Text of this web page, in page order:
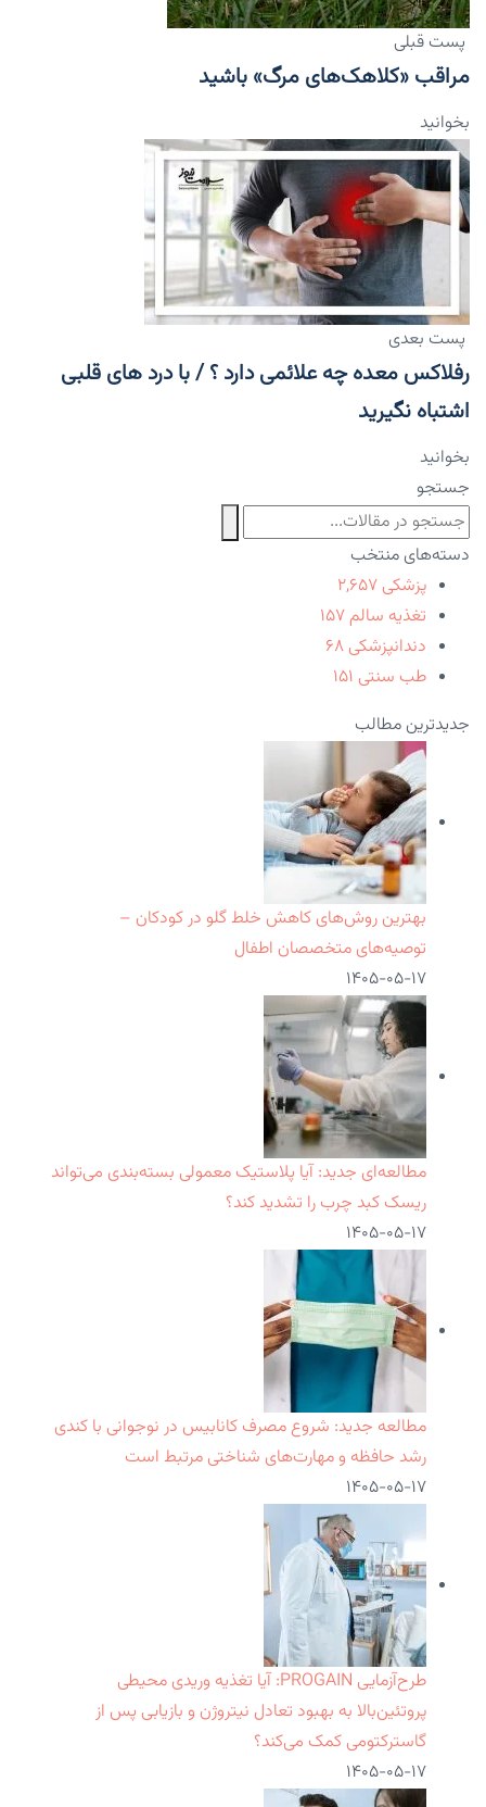
پست قبلی
مراقب «کلاهک‌های مرگ» باشید
بخوانید
پست بعدی
رفلاکس معده چه علائمی دارد ؟ / با درد های قلبی
اشتباه نگیرید
بخوانید
جستجو
دسته‌های منتخب
پزشکی ۲,۶۵۷
تغذیه سالم ۱۵۷
دندانپزشکی ۶۸
طب سنتی ۱۵۱
جدیدترین مطالب
بهترین روش‌های کاهش خلط گلو در کودکان –
توصیه‌های متخصصان اطفال
۱۴۰۵-۰۵-۱۷
مطالعه‌ای جدید: آیا پلاستیک معمولی بسته‌بندی می‌تواند
ریسک کبد چرب را تشدید کند؟
۱۴۰۵-۰۵-۱۷
مطالعه جدید: شروع مصرف کانابیس در نوجوانی با کندی
رشد حافظه و مهارت‌های شناختی مرتبط است
۱۴۰۵-۰۵-۱۷
طرح‌آزمایی PROGAIN: آیا تغذیه وریدی محیطی
پروتئین‌بالا به بهبود تعادل نیتروژن و بازیابی پس از
گاسترکتومی کمک می‌کند؟
۱۴۰۵-۰۵-۱۷